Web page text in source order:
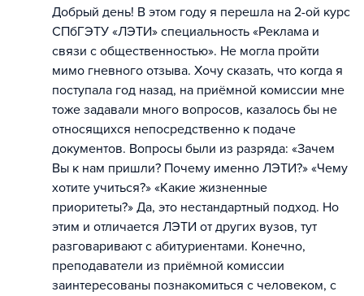
Добрый день! В этом году я перешла на 2-ой курс
СПбГЭТУ «ЛЭТИ» специальность «Реклама и
связи с общественностью». Не могла пройти
мимо гневного отзыва. Хочу сказать, что когда я
поступала год назад, на приёмной комиссии мне
тоже задавали много вопросов, казалось бы не
относящихся непосредственно к подаче
документов. Вопросы были из разряда: «Зачем
Вы к нам пришли? Почему именно ЛЭТИ?» «Чему
хотите учиться?» «Какие жизненные
приоритеты?» Да, это нестандартный подход. Но
этим и отличается ЛЭТИ от других вузов, тут
разговаривают с абитуриентами. Конечно,
преподаватели из приёмной комиссии
заинтересованы познакомиться с человеком, с